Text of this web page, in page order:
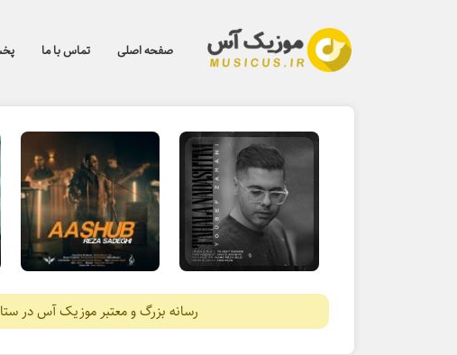
صفحه اصلی تماس با ما
رسانه بزرگ و معتبر موزیک آس در